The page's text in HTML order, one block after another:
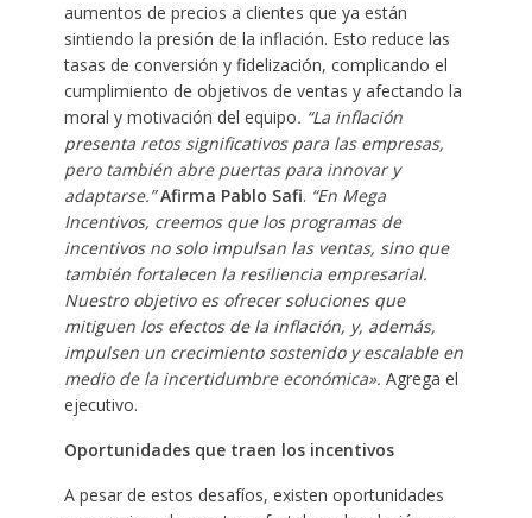
aumentos de precios a clientes que ya están
sintiendo la presión de la inflación. Esto reduce las
tasas de conversión y fidelización, complicando el
cumplimiento de objetivos de ventas y afectando la
moral y motivación del equipo. “La inflación
presenta retos significativos para las empresas,
pero también abre puertas para innovar y
adaptarse.” Afirma Pablo Safi. “En Mega
Incentivos, creemos que los programas de
incentivos no solo impulsan las ventas, sino que
también fortalecen la resiliencia empresarial.
Nuestro objetivo es ofrecer soluciones que
mitiguen los efectos de la inflación, y, además,
impulsen un crecimiento sostenido y escalable en
medio de la incertidumbre económica». Agrega el
ejecutivo.
Oportunidades que traen los incentivos
A pesar de estos desafíos, existen oportunidades